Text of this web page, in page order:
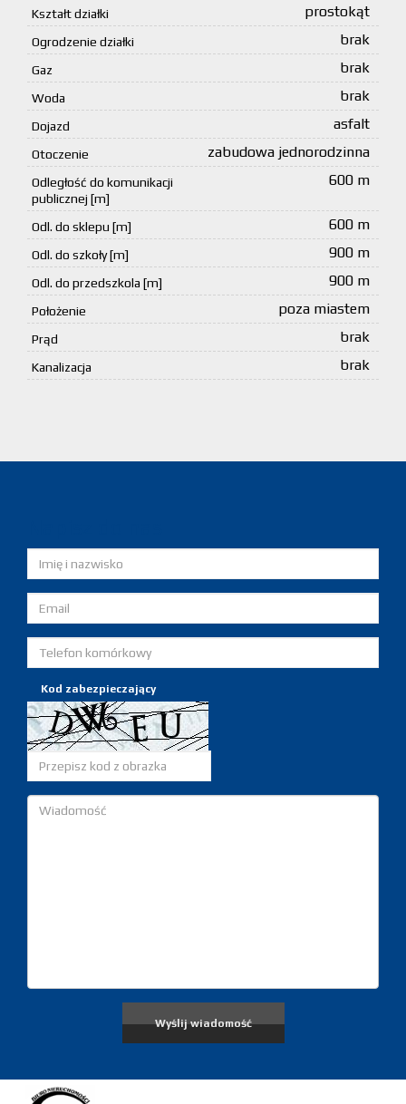
Kształt działki prostokąt
Ogrodzenie działki brak
Gaz brak
Woda brak
Dojazd asfalt
Otoczenie zabudowa jednorodzinna
Odległość do komunikacji
publicznej [m]
600 m
Odl. do sklepu [m] 600 m
Odl. do szkoły [m] 900 m
Odl. do przedszkola [m] 900 m
Położenie poza miastem
Prąd brak
Kanalizacja brak
Kod zabezpieczający